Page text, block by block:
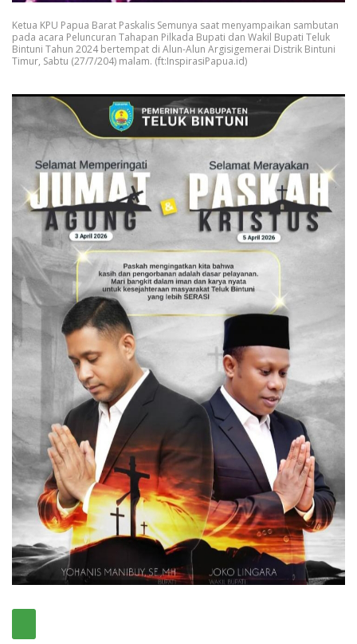
Ketua KPU Papua Barat Paskalis Semunya saat menyampaikan sambutan
pada acara Peluncuran Tahapan Pilkada Bupati dan Wakil Bupati Teluk
Bintuni Tahun 2024 bertempat di Alun-Alun Argisigemerai Distrik Bintuni
Timur, Sabtu (27/7/204) malam. (ft:InspirasiPapua.id)